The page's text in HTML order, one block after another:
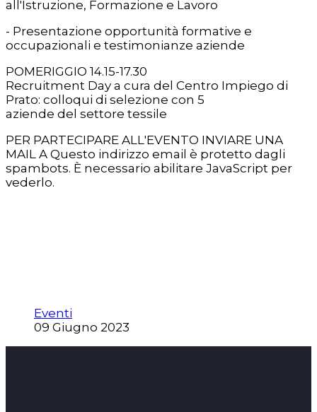
all'Istruzione, Formazione e Lavoro
- Presentazione opportunità formative e
occupazionali e testimonianze aziende
POMERIGGIO 14.15-17.30
Recruitment Day a cura del Centro Impiego di
Prato: colloqui di selezione con 5
aziende del settore tessile
PER PARTECIPARE ALL'EVENTO INVIARE UNA
MAIL A Questo indirizzo email è protetto dagli
spambots. È necessario abilitare JavaScript per
vederlo.
Eventi
09 Giugno 2023